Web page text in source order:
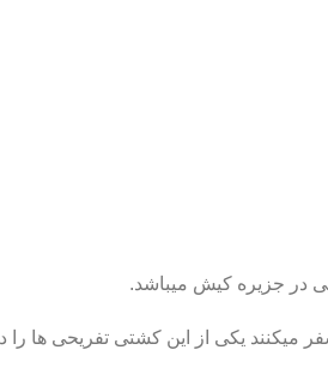
در جزیره کیش میباشد.
میکنند یکی از این کشتی تفریحی ها را